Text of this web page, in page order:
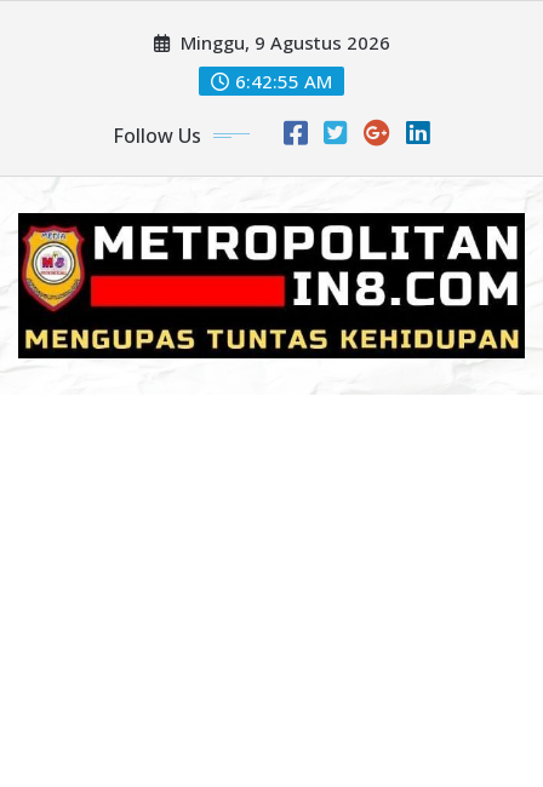
Minggu, 9 Agustus 2026
6:42:58 AM
Follow Us